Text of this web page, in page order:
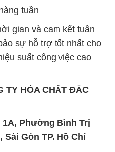
tuần
gian và cam kết tuân
sự hỗ trợ tốt nhất cho
suất công việc cao
TY HÓA CHẤT ĐẮC
1A, Phường Bình Trị
Gòn TP. Hồ Chí